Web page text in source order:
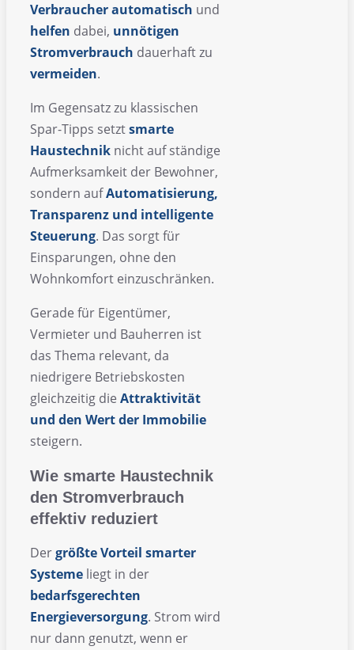
Verbraucherautomatisch und
helfen dabei, unnötigen
Stromverbrauch dauerhaft zu
vermeiden.
Im Gegensatz zu klassischen
Spar-Tipps setztsmarte
Haustechnik nicht auf ständige
Aufmerksamkeit der Bewohner,
sondern aufAutomatisierung,
Transparenz und intelligente
Steuerung. Das sorgt für
Einsparungen, ohne den
Wohnkomfort einzuschränken.
Gerade für Eigentümer,
Vermieter und Bauherren ist
das Thema relevant, da
niedrigere Betriebskosten
gleichzeitig die Attraktivität
und den Wert der Immobilie
steigern.
Wie smarte Haustechnik
den Stromverbrauch
effektiv reduziert
DergrößteVorteil smarter
Systeme liegt in der
bedarfsgerechten
Energieversorgung. Strom wird
nur dann genutzt, wenn er